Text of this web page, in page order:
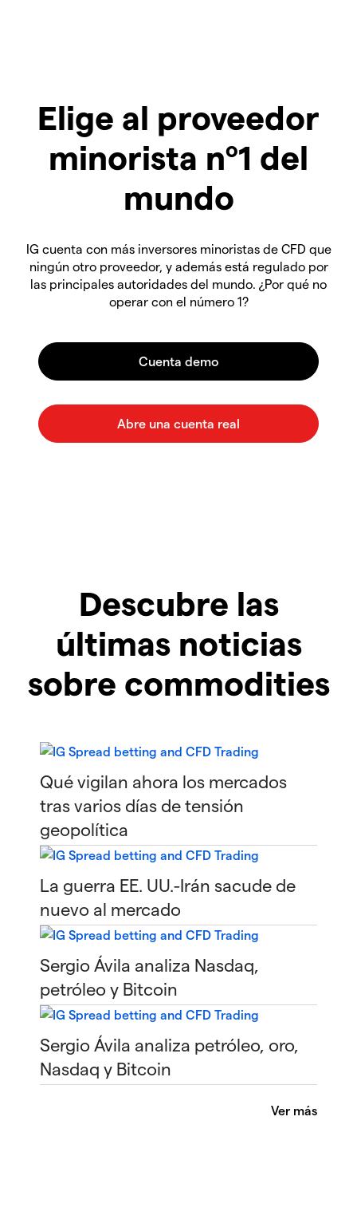
Elige al proveedor
minorista nº1 del
mundo
IG cuenta con más inversores minoristas de CFD que
ningún otro proveedor, y además está regulado por
las principales autoridades del mundo. ¿Por qué no
operar con el número 1?
Descubre las
últimas noticias
sobre commodities
Qué vigilan ahora los mercados
tras varios días de tensión
geopolítica
La guerra EE. UU.-Irán sacude de
nuevo al mercado
Sergio Ávila analiza Nasdaq,
petróleo y Bitcoin
Sergio Ávila analiza petróleo, oro,
Nasdaq y Bitcoin
Ver más